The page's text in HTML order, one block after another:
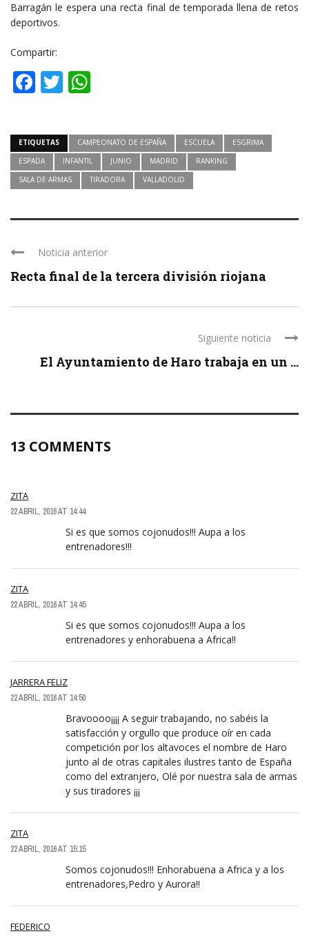
Barragán le espera una recta final de temporada llena de retos
deportivos.
Compartir:
Facebook
Twitter
ETIQUETAS CAMPEONATO DE ESPAÑA ESCUELA
ESGRIMA
ESPADA
INFANTIL JUNIO MADRID
RANKING
SALA DE ARMAS
TIRADORA VALLADOLID
Noticia anterior
Recta final de la tercera división riojana
Siguiente noticia
El Ayuntamiento de Haro trabaja en un ...
13 COMMENTS
ZITA
22 ABRIL, 2016 AT 14:44
Si es que somos cojonudos!!! Aupa a los
entrenadores!!!
ZITA
22 ABRIL, 2016 AT 14:45
Si es que somos cojonudos!!! Aupa a los
entrenadores y enhorabuena a Africa!!
JARRERA FELIZ
22 ABRIL, 2016 AT 14:50
Bravoooo¡¡¡¡ A seguir trabajando, no sabéis la
satisfacción y orgullo que produce oír en cada
competición por los altavoces el nombre de Haro
junto al de otras capitales ilustres tanto de España
como del extranjero, Olé por nuestra sala de armas
y sus tiradores ¡¡¡
ZITA
22 ABRIL, 2016 AT 15:15
Somos cojonudos!!! Enhorabuena a Africa y a los
entrenadores,Pedro y Aurora!!
FEDERICO